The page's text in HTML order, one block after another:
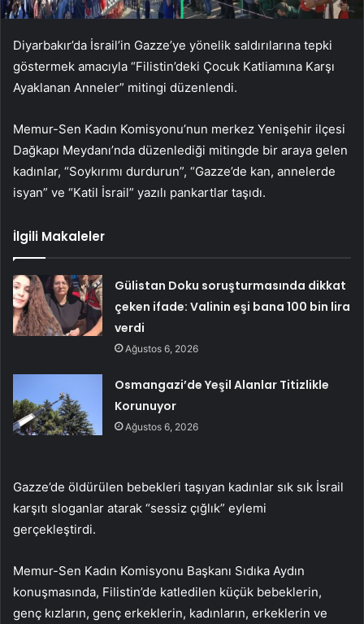
Diyarbakır’da İsrail’in Gazze’ye yönelik saldırılarına tepki
göstermek amacıyla “Filistin’deki Çocuk Katliamına Karşı
Ayaklanan Anneler” mitingi düzenlendi.
Memur-Sen Kadın Komisyonu’nun merkez Yenişehir ilçesi
Dağkapı Meydanı’nda düzenlediği mitingde bir araya gelen
kadınlar, “Soykırımı durdurun”, “Gazze’de kan, annelerde
isyan” ve “Katil İsrail” yazılı pankartlar taşıdı.
İlgili Makaleler
Gülistan Doku soruşturmasında dikkat
çeken ifade: Valinin eşi bana 100 bin lira
verdi
Ağustos 6, 2026
Osmangazi’de Yeşil Alanlar Titizlikle
Korunuyor
Ağustos 6, 2026
Gazze’de öldürülen bebekleri taşıyan kadınlar sık ​​sık İsrail
karşıtı sloganlar atarak “sessiz çığlık” eylemi
gerçekleştirdi.
Memur-Sen Kadın Komisyonu Başkanı Sıdıka Aydın
konuşmasında, Filistin’de katledilen küçük bebeklerin,
genç kızların, genç erkeklerin, kadınların, erkeklerin ve